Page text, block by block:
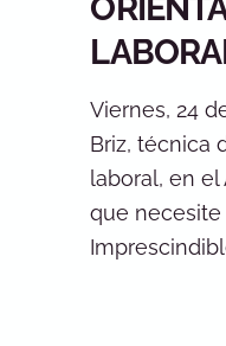
Viernes, 24
Briz, técnica
laboral, en
que necesite